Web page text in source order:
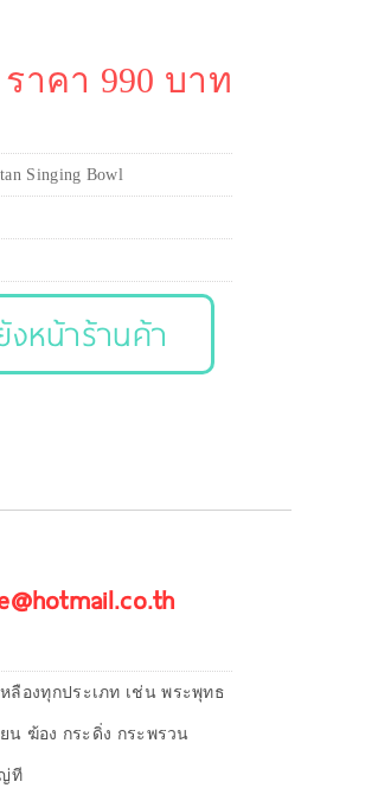
ราคา 990 บาท
Singing Bowl
งหน้าร้านค้า
ลืองทุกประเภท เช่น พระพุทธ
น ฆ้อง กระดิ่ง กระพรวน
ที